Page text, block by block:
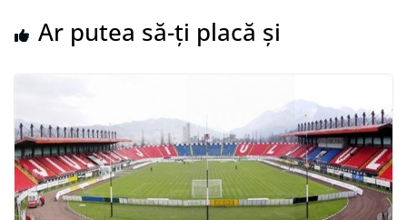
Ar putea să-ți placă și